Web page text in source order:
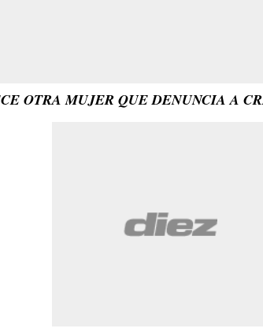
OTRA MUJER QUE DENUNCIA A